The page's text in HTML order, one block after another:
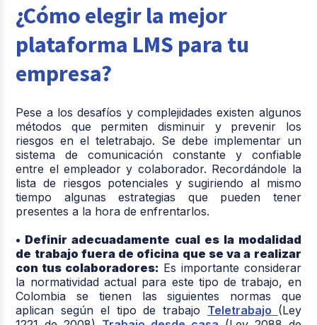
¿Cómo elegir la mejor
plataforma LMS para tu
empresa?
Pese a los desafíos y complejidades existen algunos
métodos que permiten disminuir y prevenir los
riesgos en el teletrabajo. Se debe implementar un
sistema de comunicación constante y confiable
entre el empleador y colaborador. Recordándole la
lista de riesgos potenciales y sugiriendo al mismo
tiempo algunas estrategias que pueden tener
presentes a la hora de enfrentarlos.
• Definir adecuadamente cual es la modalidad
de trabajo fuera de oficina que se va a realizar
con tus colaboradores: Es importante considerar
la normatividad actual para este tipo de trabajo, en
Colombia se tienen las siguientes normas que
aplican según el tipo de trabajo Teletrabajo (Ley